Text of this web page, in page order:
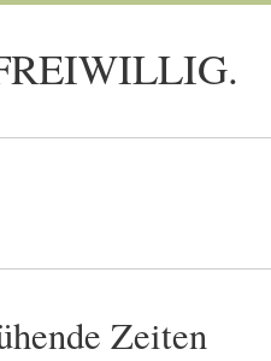
Zeiten